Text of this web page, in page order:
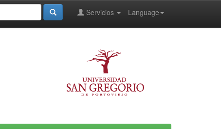
Language
Servicios